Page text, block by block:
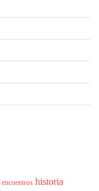
encuentros historia